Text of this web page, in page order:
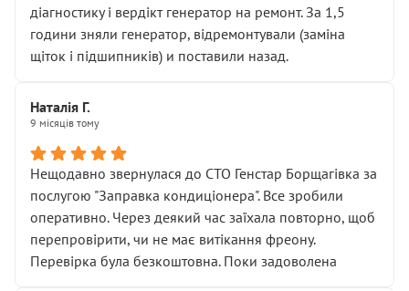
діагностику і вердікт генератор на ремонт. За 1,5
години зняли генератор, відремонтували (заміна
щіток і підшипників) и поставили назад.
Наталія Г.
9 місяців тому
Нещодавно звернулася до СТО Генстар Борщагівка за
послугою "Заправка кондиціонера". Все зробили
оперативно. Через деякий час заїхала повторно, щоб
перепровірити, чи не має витікання фреону.
Перевірка була безкоштовна. Поки задоволена